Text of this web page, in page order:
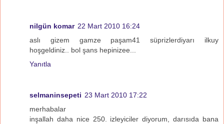
nilgün komar 22 Mart 2010 16:24
aslı gizem gamze paşam41 süprizlerdiyarı ilkuy
hoşgeldiniz.. bol şans hepinizee...
Yanıtla
selmaninsepeti 23 Mart 2010 17:22
merhabalar
inşallah daha nice 250. izleyiciler diyorum, darısıda bana